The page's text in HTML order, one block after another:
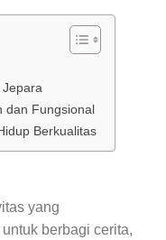
dan Fungsional
Berkualitas
yang
berbagi cerita,